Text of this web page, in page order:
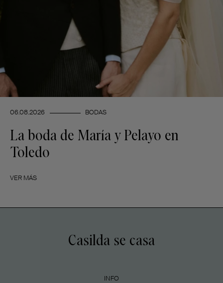
06.08.2026 BODAS
La boda de María y Pelayo en
Toledo
VER MÁS
Casilda se casa
INFO